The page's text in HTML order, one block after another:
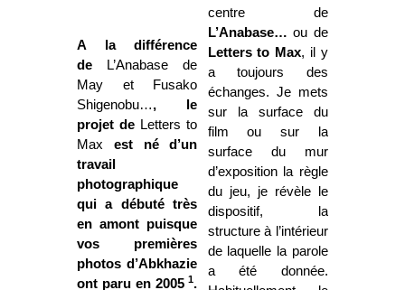
A la différence
de L’Anabase de
May et Fusako
Shigenobu…, le
projet de Letters to
Max est né d’un
travail
photographique
qui a débuté très
en amont puisque
vos premières
photos d’Abkhazie
ont paru en 20051.
centre de
L’Anabase… ou de
Letters to Max, il y
a toujours des
échanges. Je mets
sur la surface du
film ou sur la
surface du mur
d’exposition la règle
du jeu, je révèle le
dispositif, la
structure à l’intérieur
de laquelle la parole
a été donnée.